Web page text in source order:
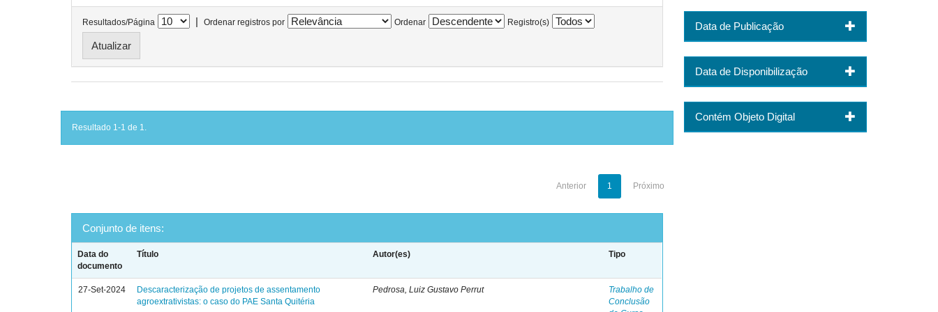
Resultados/Página | Ordenar registros por Ordenar Registro(s)
Resultado 1-1 de 1.
Anterior 1 Próximo
Conjunto de itens:
Data do
documento
Título Autor(es) Tipo
27-Set-2024
Descaracterização de projetos de assentamento
agroextrativistas: o caso do PAE Santa Quitéria
Pedrosa, Luiz Gustavo Perrut
Trabalho de
Conclusão
Data de Publicação
Data de Disponibilização
Contém Objeto Digital